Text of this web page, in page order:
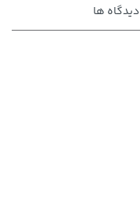
دیدگاه ها